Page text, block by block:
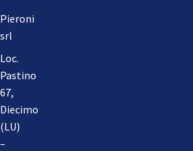
Pieroni
srl
Loc.
Pastino
67,
Diecimo
(LU)
–